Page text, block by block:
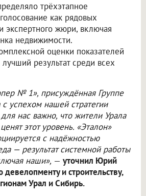
трёхэтапное
как рядовых
экспертного жюри, включая
недвижимости.
оценки показателей
результат среди всех
№ 1», присуждённая Группе
с успехом нашей стратегии
нас важно, что жители Урала
этот уровень. «Эталон»
с надёжностью
— результат системной работы
наши», — уточнил Юрий
девелопменту и строительству,
Урал и Сибирь.